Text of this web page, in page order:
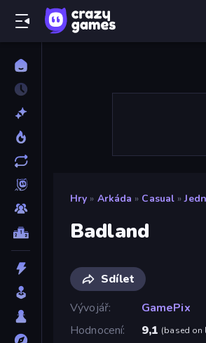
Hry » Arkáda » Casual »
Badland
Sdílet
Vývojář
GamePix
Hodnocení
9,1 (based on